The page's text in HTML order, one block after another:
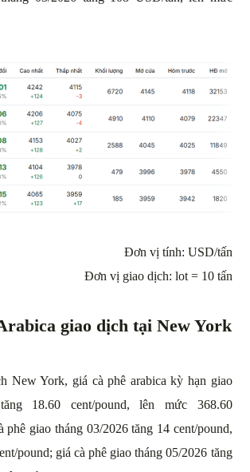
Đơn vị tính: USD/tấn
Đơn vị giao dịch: lot = 10 tấn
giao dịch tại New York
New York, giá cà phê arabica kỳ hạn giao
18.60 cent/pound, lên mức 368.60
phê giao tháng 03/2026 tăng 14 cent/pound,
pound; giá cà phê giao tháng 05/2026 tăng